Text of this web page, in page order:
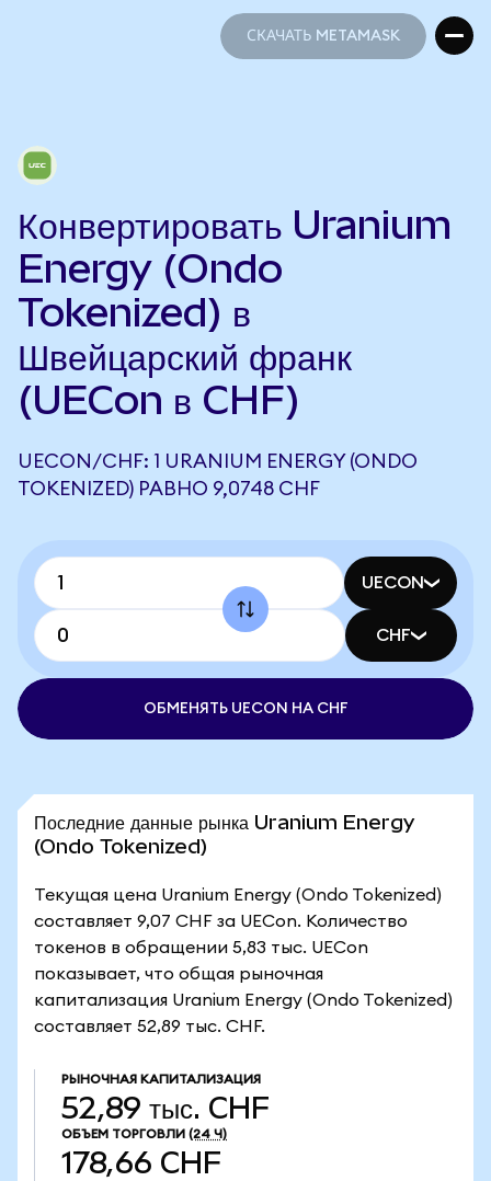
СКАЧАТЬ METAMASK
Конвертировать Uranium
Energy (Ondo
Tokenized) в
Швейцарский франк
(UECon в CHF)
UECON/CHF: 1 URANIUM ENERGY (ONDO
TOKENIZED) РАВНО 9,0748 CHF
UECON
CHF
ОБМЕНЯТЬ UECON НА CHF
Последние данные рынка Uranium Energy
(Ondo Tokenized)
Текущая цена Uranium Energy (Ondo Tokenized)
составляет 9,07 CHF за UECon. Количество
токенов в обращении 5,83 тыс. UECon
показывает, что общая рыночная
капитализация Uranium Energy (Ondo Tokenized)
составляет 52,89 тыс. CHF.
РЫНОЧНАЯ КАПИТАЛИЗАЦИЯ
52,89 тыс. CHF
ОБЪЕМ ТОРГОВЛИ (24 Ч)
178,66 CHF